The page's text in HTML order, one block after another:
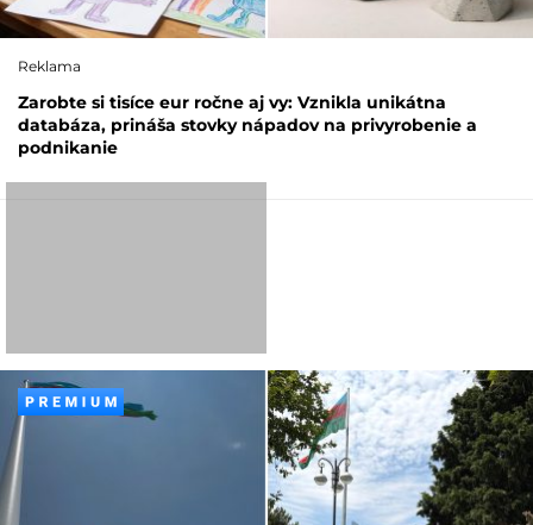
Reklama
Zarobte si tisíce eur ročne aj vy: Vznikla unikátna
databáza, prináša stovky nápadov na privyrobenie a
podnikanie